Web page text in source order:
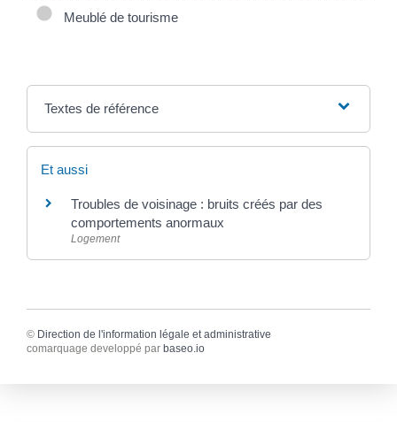
Meublé de tourisme
Textes de référence
Et aussi
Troubles de voisinage : bruits créés par des
comportements anormaux
Logement
© Direction de l'information légale et administrative
comarquage developpé par baseo.io